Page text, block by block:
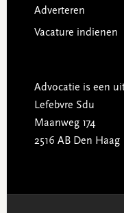
Adverteren
Vacature indienen
Advocatie is een
Lefebvre Sdu
Maanweg 174
2516 AB Den Haag